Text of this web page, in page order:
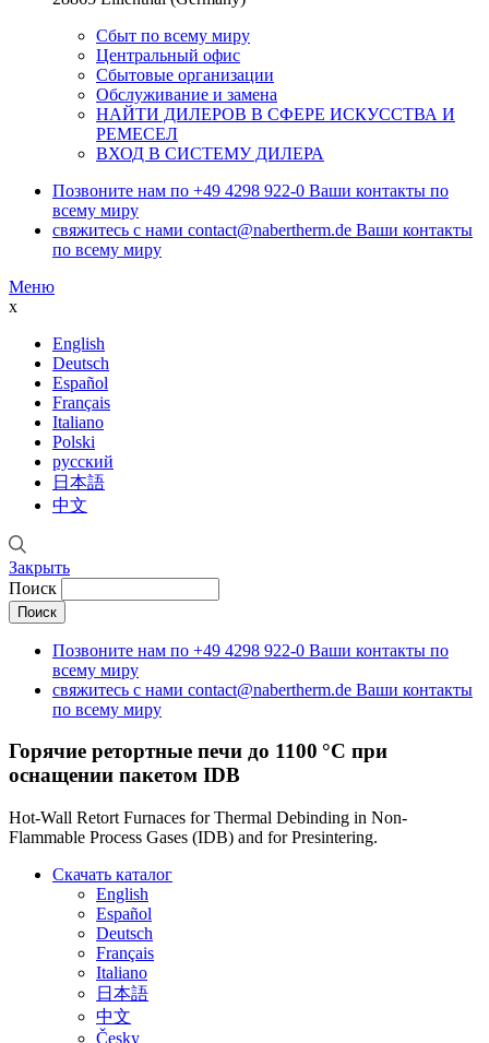
Сбыт по всему миру
Центральный офис
Сбытовые организации
Обслуживание и замена
НАЙТИ ДИЛЕРОВ В СФЕРЕ ИСКУССТВА И
РЕМЕСЕЛ
ВХОД В СИСТЕМУ ДИЛЕРА
Позвоните нам по +49 4298 922-0 Ваши контакты по
всему миру
свяжитесь с нами contact@nabertherm.de Ваши контакты
по всему миру
Меню
x
English
Deutsch
Español
Français
Italiano
Polski
русский
日本語
中文
Закрыть
Поиск
Позвоните нам по +49 4298 922-0 Ваши контакты по
всему миру
свяжитесь с нами contact@nabertherm.de Ваши контакты
по всему миру
Горячие ретортные печи до 1100 °C при
оснащении пакетом IDB
Hot-Wall Retort Furnaces for Thermal Debinding in Non-
Flammable Process Gases (IDB) and for Presintering.
Скачать каталог
English
Español
Deutsch
Français
Italiano
日本語
中文
Česky